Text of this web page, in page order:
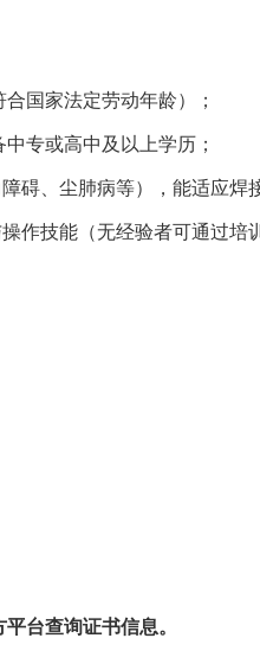
国家法定劳动年龄）；
专或高中及以上学历；
碍、尘肺病等），能适应焊
作技能（无经验者可通过培
台查询证书信息。